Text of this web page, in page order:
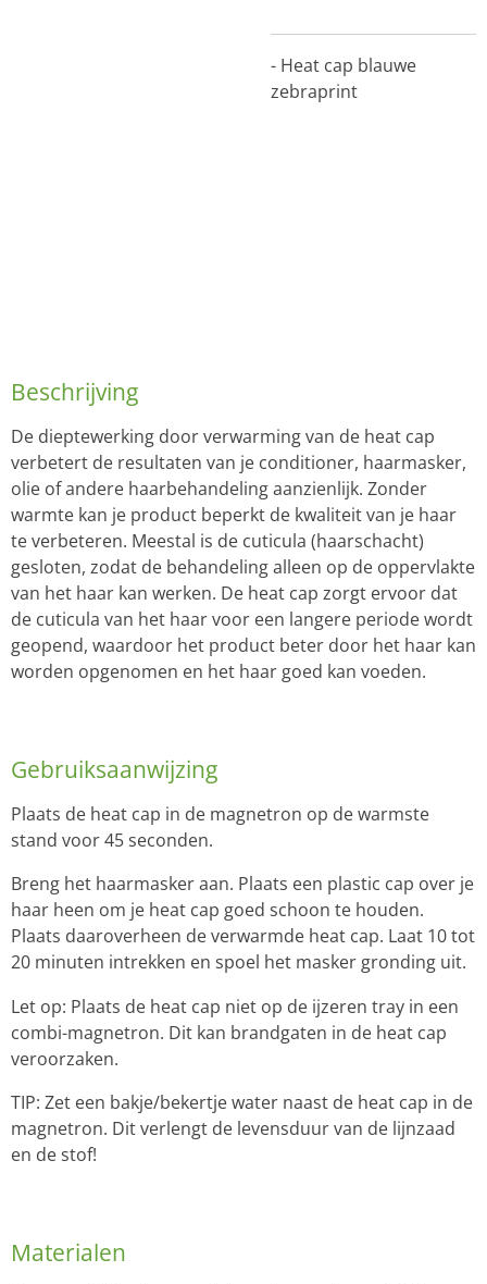
- Heat cap blauwe
zebraprint
Beschrijving
De dieptewerking door verwarming van de heat cap
verbetert de resultaten van je conditioner, haarmasker,
olie of andere haarbehandeling aanzienlijk. Zonder
warmte kan je product beperkt de kwaliteit van je haar
te verbeteren. Meestal is de cuticula (haarschacht)
gesloten, zodat de behandeling alleen op de oppervlakte
van het haar kan werken. De heat cap zorgt ervoor dat
de cuticula van het haar voor een langere periode wordt
geopend, waardoor het product beter door het haar kan
worden opgenomen en het haar goed kan voeden.
Gebruiksaanwijzing
Plaats de heat cap in de magnetron op de warmste
stand voor 45 seconden.
Breng het haarmasker aan. Plaats een plastic cap over je
haar heen om je heat cap goed schoon te houden.
Plaats daaroverheen de verwarmde heat cap. Laat 10 tot
20 minuten intrekken en spoel het masker gronding uit.
Let op: Plaats de heat cap niet op de ijzeren tray in een
combi-magnetron. Dit kan brandgaten in de heat cap
veroorzaken.
TIP: Zet een bakje/bekertje water naast de heat cap in de
magnetron. Dit verlengt de levensduur van de lijnzaad
en de stof!
Materialen